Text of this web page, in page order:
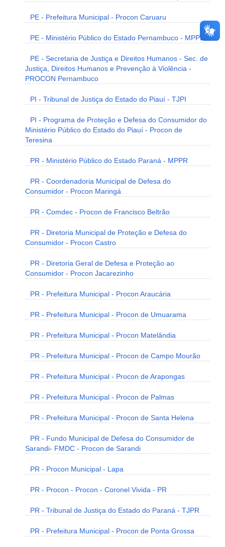
PE - Prefeitura Municipal - Procon Caruaru
PE - Ministério Público do Estado Pernambuco - MPPE
PE - Secretaria de Justiça e Direitos Humanos - Sec. de
Justiça, Direitos Humanos e Prevenção à Violência -
PROCON Pernambuco
PI - Tribunal de Justiça do Estado do Piauí - TJPI
PI - Programa de Proteção e Defesa do Consumidor do
Ministério Público do Estado do Piauí - Procon de
Teresina
PR - Ministério Público do Estado Paraná - MPPR
PR - Coordenadoria Municipal de Defesa do
Consumidor - Procon Maringá
PR - Comdec - Procon de Francisco Beltrão
PR - Diretoria Municipal de Proteção e Defesa do
Consumidor - Procon Castro
PR - Diretoria Geral de Defesa e Proteção ao
Consumidor - Procon Jacarezinho
PR - Prefeitura Municipal - Procon Araucária
PR - Prefeitura Municipal - Procon de Umuarama
PR - Prefeitura Municipal - Procon Matelândia
PR - Prefeitura Municipal - Procon de Campo Mourão
PR - Prefeitura Municipal - Procon de Arapongas
PR - Prefeitura Municipal - Procon de Palmas
PR - Prefeitura Municipal - Procon de Santa Helena
PR - Fundo Municipal de Defesa do Consumidor de
Sarandi- FMDC - Procon de Sarandi
PR - Procon Municipal - Lapa
PR - Procon - Procon - Coronel Vivida - PR
PR - Tribunal de Justiça do Estado do Paraná - TJPR
PR - Prefeitura Municipal - Procon de Ponta Grossa